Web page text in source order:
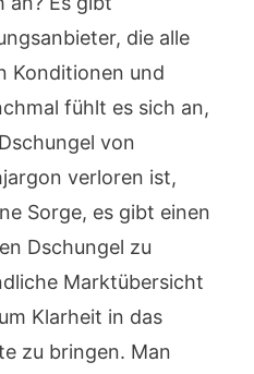
die alle
Konditionen und
fühlt es sich an,
von
verloren ist,
Sorge, es gibt einen
Dschungel zu
Marktübersicht
Klarheit in das
zu bringen. Man